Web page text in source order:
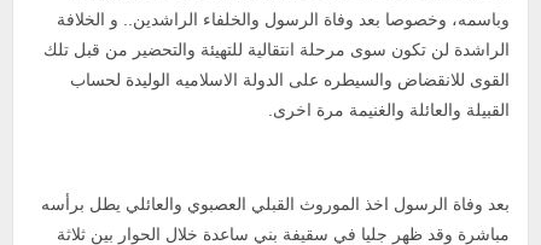
وباسمه، وخصوصا بعد وفاة الرسول والخلفاء الراشدين.. و الخلافة
الراشدة لن تكون سوى مرحلة انتقالية للتهيئة والتحضير من قبل تلك
القوى للانقضاض والسيطره على الدولة الاسلاميه الوليدة لحساب
القبيلة والعائلة والغنيمة مرة اخرى.
بعد وفاة الرسول اخذ الموروث القبلي العصبوي والعائلي يطل برأسه
مباشرة وقد ظهر جليا في سقيفة بني ساعدة خلال الحوار بين ثلاثة